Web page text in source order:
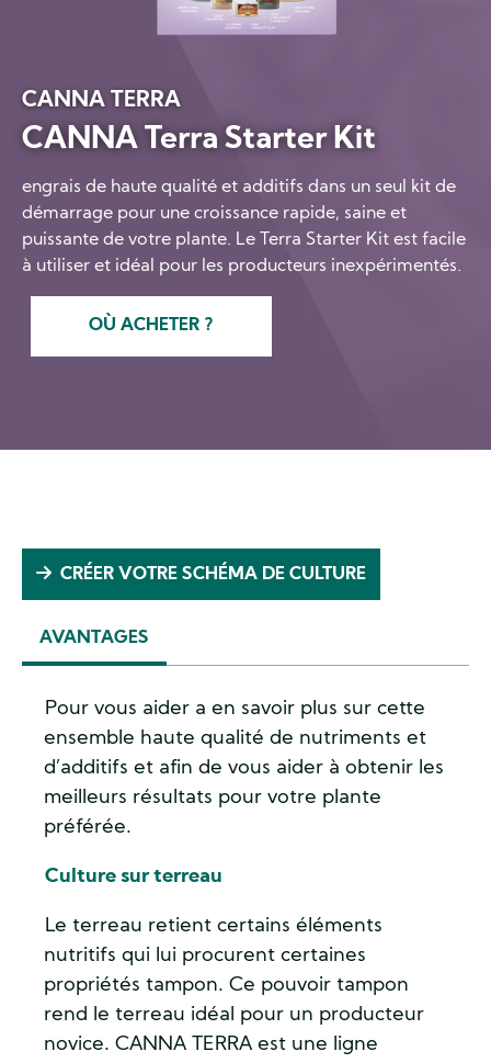
CANNA TERRA
CANNA Terra Starter Kit
engrais de haute qualité et additifs dans un seul kit de
démarrage pour une croissance rapide, saine et
puissante de votre plante. Le Terra Starter Kit est facile
à utiliser et idéal pour les producteurs inexpérimentés.
OÙ ACHETER ?
AVANTAGES
(ACTIVE
CRÉER VOTRE SCHÉMA DE CULTURE
Pour vous aider a en savoir plus sur cette
ensemble haute qualité de nutriments et
d’additifs et afin de vous aider à obtenir les
meilleurs résultats pour votre plante
préférée.
Culture sur terreau
Le terreau retient certains éléments
nutritifs qui lui procurent certaines
propriétés tampon. Ce pouvoir tampon
rend le terreau idéal pour un producteur
novice. CANNA TERRA est une ligne